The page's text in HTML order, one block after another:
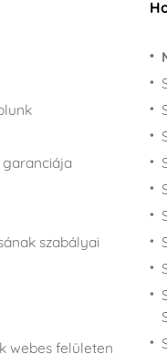
garanciája
szabályai
webes felületen